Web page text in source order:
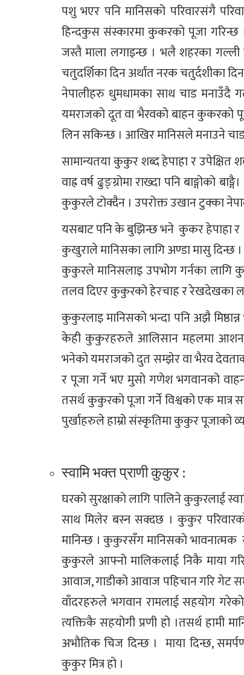
पशु भएर पनि मानिसको परिवारसंगै
हिन्दकुस संस्कारमा कुकरको पूजा गरिन्छ
जस्तै माला लगाइन्छ । भलै शहरका
चतुदर्शिका दिन अर्थात नरक चतुर्दशीका
नेपालीहरु धुमधामका साथ चाड मनाउँदै
यमराजको दूत वा भैरवको बाहन कुकरको
लिन सकिन्छ । आखिर मानिसले मनाउने
सामान्यतया कुकुर शब्द हेपाहा र
वाह्र वर्ष ढुङ्ग्रोमा राख्दा पनि
कुकुरले टोक्दैन । उपरोक्त उखान टुक्का
यसबाट पनि के बुझिन्छ भने कुकर हेपाहा र
कुखुराले मानिसका लागि अण्डा मासु दिन्छ
कुकुरले मानिसलाइ उपभोग गर्नका लागि
तलव दिएर कुकुरको हेरचाह र रेखदेखका
कुकुरलाइ मानिसको भन्दा पनि अझै
केही कुकुरहरुले आलिसान महलमा आशन
भनेको यमराजको दुत सम्झेर वा भैरव
र पूजा गर्ने भए मुसो गणेश भगवानको
तसर्थ कुकुरको पूजा गर्ने विश्वको एक मात्र
पुर्खाहरुले हाम्रो संस्कृतिमा कुकुर पूजाको
स्वामि भक्त प्राणी कुकुर :
घरको सुरक्षाको लागि पालिने कुकुरलाई
साथ मिलेर बस्न सक्दछ । कुकुर
मानिन्छ । कुकुरसँग मानिसको
कुकुरले आफ्नो मालिकलाई निकै माया
आवाज, गाडीको आवाज पहिचान गरि गेट
वाँदरहरुले भगवान रामलाई सहयोग
त्यक्तिकै सहयोगी प्रणी हो ।तसर्थ हामी
अभौतिक चिज दिन्छ । माया दिन्छ,
कुकुर मित्र हो ।